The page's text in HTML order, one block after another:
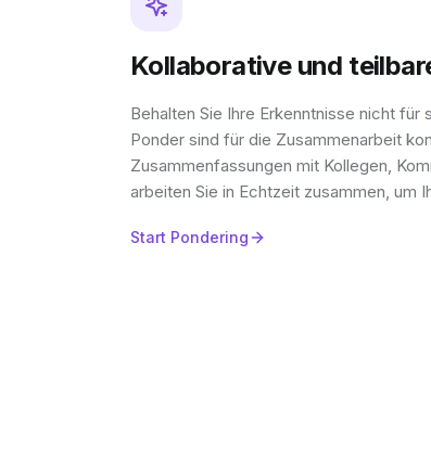
Kollaborative und
Behalten Sie Ihre Erkenntnisse nicht
Ponder sind für die Zusammenarbeit
Zusammenfassungen mit Kollegen,
arbeiten Sie in Echtzeit zusammen, um
Start Pondering